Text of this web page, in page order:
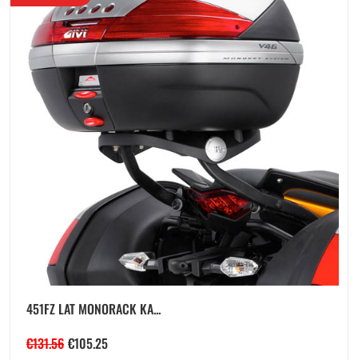
451FZ LAT MONORACK KA...
€131.56 €105.25